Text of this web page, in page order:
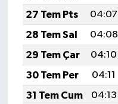
27 Tem Pts
04:07
28 Tem Sal
04:08
29 Tem Çar
04:10
30 Tem Per
04:11
31 Tem Cum
04:13